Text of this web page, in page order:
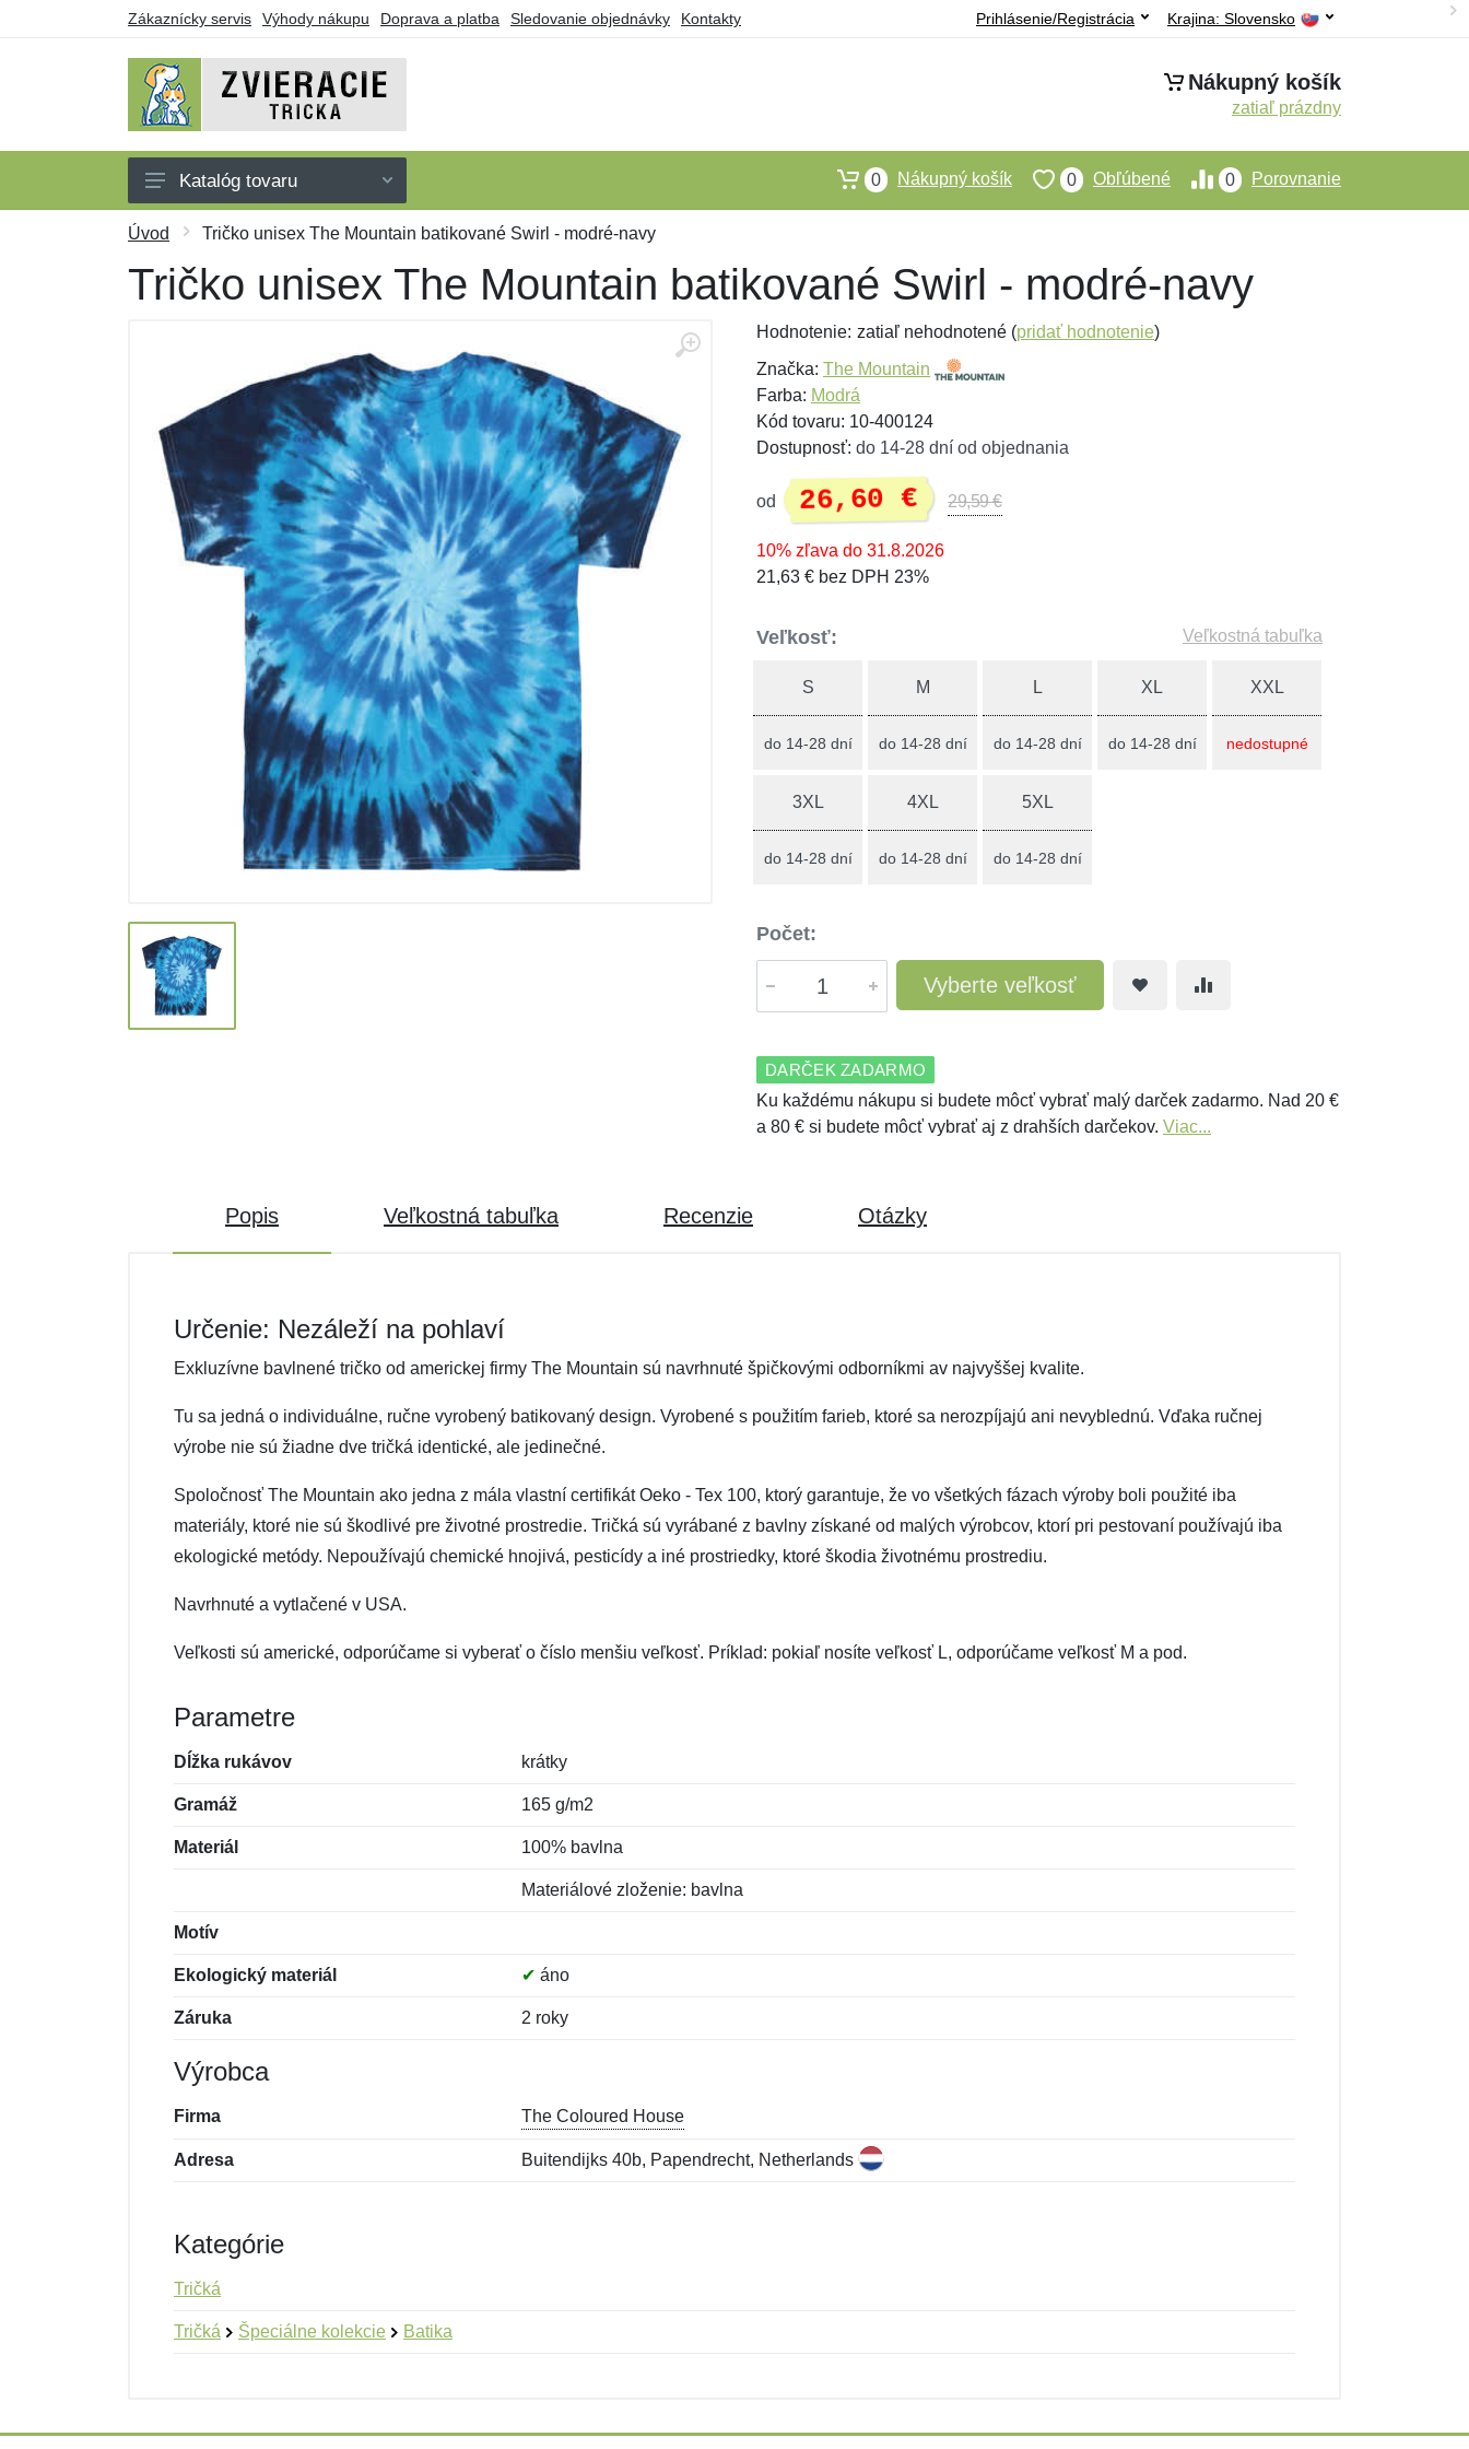
Zákaznícky servis Výhody nákupu Doprava a platba Sledovanie objednávky Kontakty Krajina: Slovensko
Prihlásenie/Registrácia
Nákupný košík
zatiaľ prázdny
Tričká
Tielka
Darčekové poukazy
Výpredaj
Katalóg tovaru 0 Porovnanie
0 Obľúbené
0 Nákupný košík
Úvod Tričko unisex The Mountain batikované Swirl - modré-navy
Tričko unisex The Mountain batikované Swirl - modré-navy
Hodnotenie: zatiaľ nehodnotené (pridať hodnotenie)
Značka: The Mountain
Farba: Modrá
Kód tovaru: 10-400124
Dostupnosť: do 14-28 dní od objednania
od 26,60 € 29,59 €
10% zľava do 31.8.2026
21,63 € bez DPH 23%
Veľkosť: Veľkostná tabuľka
S
do 14-28 dní
M
do 14-28 dní
L
do 14-28 dní
XL
do 14-28 dní
XXL
nedostupné
3XL
do 14-28 dní
4XL
do 14-28 dní
5XL
do 14-28 dní
Počet:
Vyberte veľkosť
DARČEK ZADARMO
Ku každému nákupu si budete môcť vybrať malý darček zadarmo. Nad 20 €
a 80 € si budete môcť vybrať aj z drahších darčekov. Viac...
Popis Veľkostná tabuľka Recenzie Otázky
Určenie: Nezáleží na pohlaví
Exkluzívne bavlnené tričko od americkej firmy The Mountain sú navrhnuté špičkovými odborníkmi av najvyššej kvalite.
Tu sa jedná o individuálne, ručne vyrobený batikovaný design. Vyrobené s použitím farieb, ktoré sa nerozpíjajú ani nevyblednú. Vďaka ručnej
výrobe nie sú žiadne dve tričká identické, ale jedinečné.
Spoločnosť The Mountain ako jedna z mála vlastní certifikát Oeko - Tex 100, ktorý garantuje, že vo všetkých fázach výroby boli použité iba
materiály, ktoré nie sú škodlivé pre životné prostredie. Tričká sú vyrábané z bavlny získané od malých výrobcov, ktorí pri pestovaní používajú iba
ekologické metódy. Nepoužívajú chemické hnojivá, pesticídy a iné prostriedky, ktoré škodia životnému prostrediu.
Navrhnuté a vytlačené v USA.
Veľkosti sú americké, odporúčame si vyberať o číslo menšiu veľkosť. Príklad: pokiaľ nosíte veľkosť L, odporúčame veľkosť M a pod.
Parametre
Dĺžka rukávov krátky
Gramáž 165 g/m2
Materiál 100% bavlna
Materiálové zloženie: bavlna
Motív
Ekologický materiál ✔ áno
Záruka 2 roky
Výrobca
Firma The Coloured House
Adresa Buitendijks 40b, Papendrecht, Netherlands
Kategórie
Tričká
Tričká Špeciálne kolekcie Batika